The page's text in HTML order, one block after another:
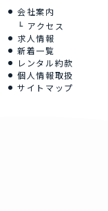
会社案内
アクセス
求人情報
新着一覧
レンタル約款
個人情報取扱
サイトマップ